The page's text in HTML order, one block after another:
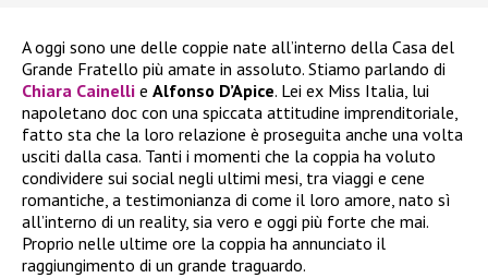
A oggi sono une delle coppie nate all’interno della Casa del
Grande Fratello più amate in assoluto. Stiamo parlando di
Chiara Cainelli e Alfonso D’Apice. Lei ex Miss Italia, lui
napoletano doc con una spiccata attitudine imprenditoriale,
fatto sta che la loro relazione è proseguita anche una volta
usciti dalla casa. Tanti i momenti che la coppia ha voluto
condividere sui social negli ultimi mesi, tra viaggi e cene
romantiche, a testimonianza di come il loro amore, nato sì
all’interno di un reality, sia vero e oggi più forte che mai.
Proprio nelle ultime ore la coppia ha annunciato il
raggiungimento di un grande traguardo.